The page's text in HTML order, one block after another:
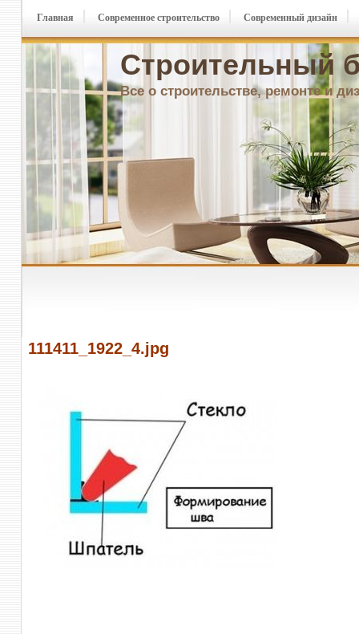
Строительный
Все о строительстве, ремонте и
Главная Современное строительство Современный дизайн
111411_1922_4.jpg